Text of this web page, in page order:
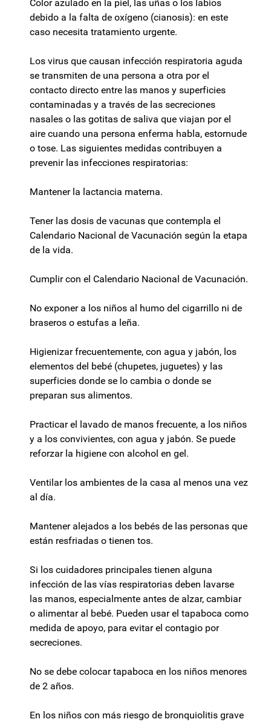
Color azulado en la piel, las uñas o los labios
debido a la falta de oxígeno (cianosis): en este
caso necesita tratamiento urgente.
Los virus que causan infección respiratoria aguda
se transmiten de una persona a otra por el
contacto directo entre las manos y superficies
contaminadas y a través de las secreciones
nasales o las gotitas de saliva que viajan por el
aire cuando una persona enferma habla, estornude
o tose. Las siguientes medidas contribuyen a
prevenir las infecciones respiratorias:
Mantener la lactancia materna.
Tener las dosis de vacunas que contempla el
Calendario Nacional de Vacunación según la etapa
de la vida.
Cumplir con el Calendario Nacional de Vacunación.
No exponer a los niños al humo del cigarrillo ni de
braseros o estufas a leña.
Higienizar frecuentemente, con agua y jabón, los
elementos del bebé (chupetes, juguetes) y las
superficies donde se lo cambia o donde se
preparan sus alimentos.
Practicar el lavado de manos frecuente, a los niños
y a los convivientes, con agua y jabón. Se puede
reforzar la higiene con alcohol en gel.
Ventilar los ambientes de la casa al menos una vez
al día.
Mantener alejados a los bebés de las personas que
están resfriadas o tienen tos.
Si los cuidadores principales tienen alguna
infección de las vías respiratorias deben lavarse
las manos, especialmente antes de alzar, cambiar
o alimentar al bebé. Pueden usar el tapaboca como
medida de apoyo, para evitar el contagio por
secreciones.
No se debe colocar tapaboca en los niños menores
de 2 años.
En los niños con más riesgo de bronquiolitis grave